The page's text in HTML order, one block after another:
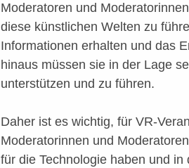
Moderatoren und
diese künstlichen Welten zu
Informationen erhalten und das
hinaus müssen sie in der Lage
unterstützen und zu führen.
Daher ist es wichtig, für VR-
Moderatorinnen und
für die Technologie haben und